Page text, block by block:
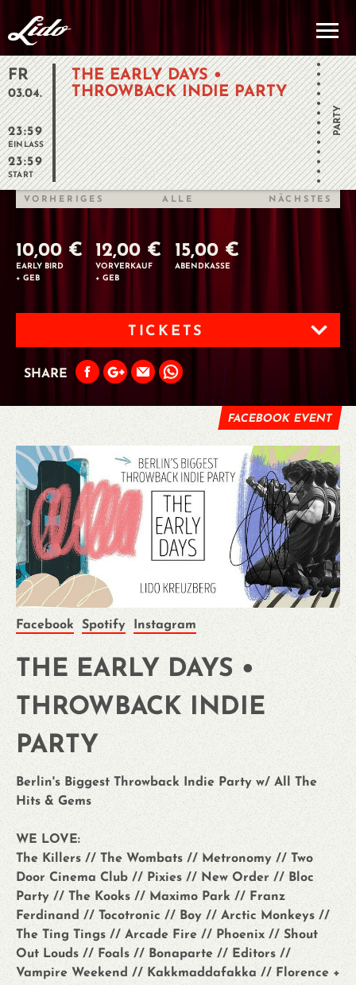
FR
03.04.
23:59
EINLASS
23:59
START
THE EARLY DAYS •
THROWBACK INDIE PARTY
PARTY
VORHERIGES ALLE NÄCHSTES
10,00 €
EARLY BIRD
+ GEB
12,00 €
VORVERKAUF
+ GEB
15,00 €
ABENDKASSE
TICKETS
SHARE
FACEBOOK EVENT
Facebook Spotify Instagram
THE EARLY DAYS •
THROWBACK INDIE
PARTY
Berlin's Biggest Throwback Indie Party w/ All The
Hits & Gems
WE LOVE:
The Killers // The Wombats // Metronomy // Two
Door Cinema Club // Pixies // New Order // Bloc
Party // The Kooks // Maximo Park // Franz
Ferdinand // Tocotronic // Boy // Arctic Monkeys //
The Ting Tings // Arcade Fire // Phoenix // Shout
Out Louds // Foals // Bonaparte // Editors //
Vampire Weekend // Kakkmaddafakka // Florence +